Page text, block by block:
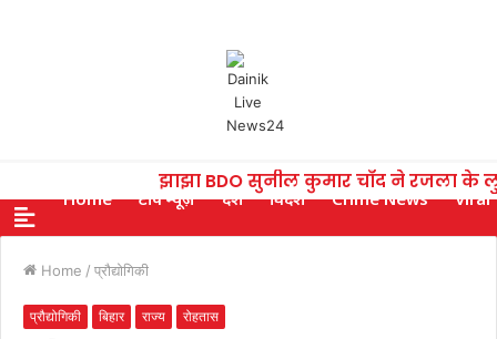
झाझा BDO सुनील कुमार चाँद ने रजला के
Home टॉप न्यूज़ देश विदेश Crime News Viral
Home / प्रौद्योगिकी
प्रौद्योगिकी बिहार राज्य रोहतास